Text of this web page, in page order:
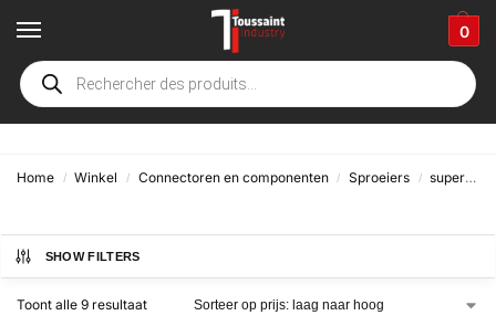
0
6000 PSI
Home / Winkel / Connectoren en componenten / Sproeiers / superspiraal
SHOW FILTERS
Toont alle 9 resultaat